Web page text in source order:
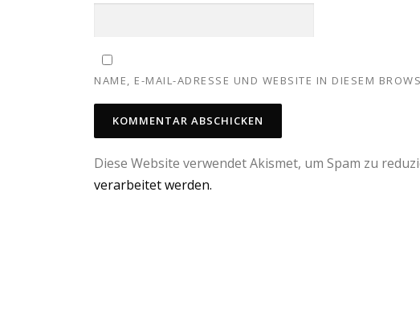
NAME, E-MAIL-ADRESSE UND WEBSITE IN DIESEM
Diese Website verwendet Akismet, um Spam zu
verarbeitet werden.